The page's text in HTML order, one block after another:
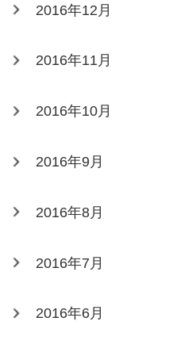
2016年12月
2016年11月
2016年10月
2016年9月
2016年8月
2016年7月
2016年6月